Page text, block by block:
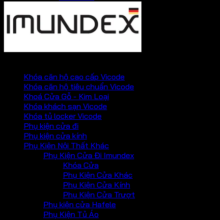
Khóa căn hộ cao cấp Vicode
Khóa căn hộ tiêu chuẩn Vicode
Khoá Cửa Gỗ - Kim Loại
Khóa khách sạn Vicode
Khóa tủ locker Vicode
Phụ kiện cửa đi
Phụ kiện cửa kính
Phụ Kiện Nội Thất Khác
Phụ Kiện Cửa Đi Imundex
Khóa Cửa
Phụ Kiện Cửa Khác
Phụ Kiện Cửa Kính
Phụ Kiện Cửa Trượt
Phụ kiện cửa Hafele
Phụ Kiện Tủ Áo